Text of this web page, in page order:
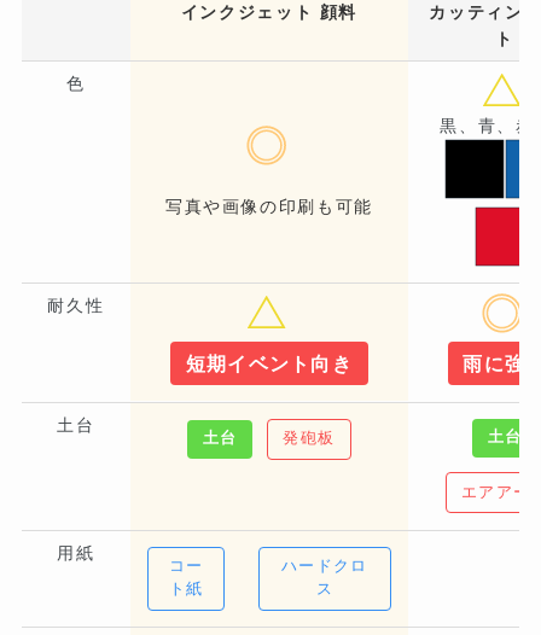
インクジェット 顔料
カッティン
ト
色
写真や画像の印刷も可能
黒、青、
耐久性
短期イベント向き 雨に強
土台
土台 発砲板 土台
エアアー
用紙
コー
ト紙
ハードクロ
ス